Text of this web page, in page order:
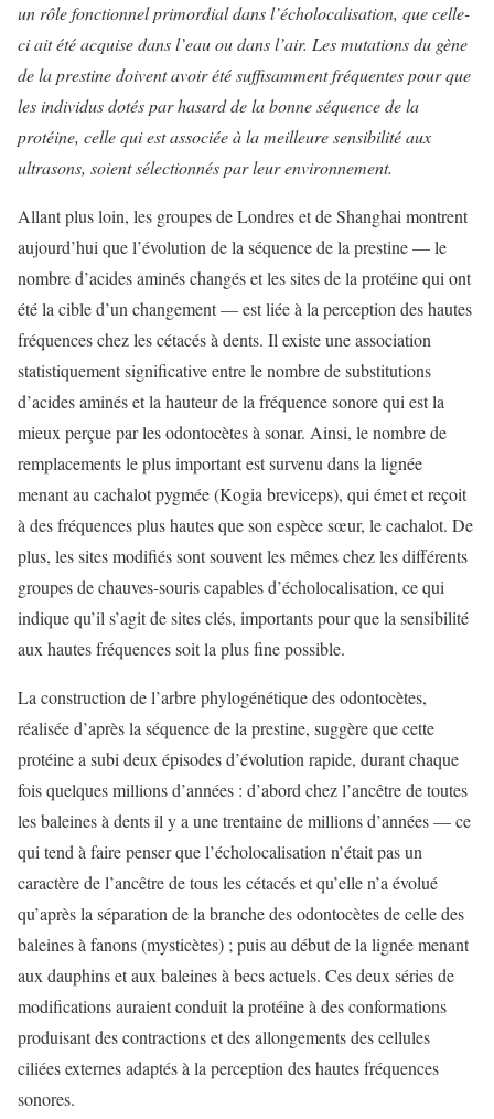
un rôle fonctionnel primordial dans l’écholocalisation, que celle-
ci ait été acquise dans l’eau ou dans l’air. Les mutations du gène
de la prestine doivent avoir été suffisamment fréquentes pour que
les individus dotés par hasard de la bonne séquence de la
protéine, celle qui est associée à la meilleure sensibilité aux
ultrasons, soient sélectionnés par leur environnement.
Allant plus loin, les groupes de Londres et de Shanghai montrent
aujourd’hui que l’évolution de la séquence de la prestine — le
nombre d’acides aminés changés et les sites de la protéine qui ont
été la cible d’un changement — est liée à la perception des hautes
fréquences chez les cétacés à dents. Il existe une association
statistiquement significative entre le nombre de substitutions
d’acides aminés et la hauteur de la fréquence sonore qui est la
mieux perçue par les odontocètes à sonar. Ainsi, le nombre de
remplacements le plus important est survenu dans la lignée
menant au cachalot pygmée (Kogia breviceps), qui émet et reçoit
à des fréquences plus hautes que son espèce sœur, le cachalot. De
plus, les sites modifiés sont souvent les mêmes chez les différents
groupes de chauves-souris capables d’écholocalisation, ce qui
indique qu’il s’agit de sites clés, importants pour que la sensibilité
aux hautes fréquences soit la plus fine possible.
La construction de l’arbre phylogénétique des odontocètes,
réalisée d’après la séquence de la prestine, suggère que cette
protéine a subi deux épisodes d’évolution rapide, durant chaque
fois quelques millions d’années : d’abord chez l’ancêtre de toutes
les baleines à dents il y a une trentaine de millions d’années — ce
qui tend à faire penser que l’écholocalisation n’était pas un
caractère de l’ancêtre de tous les cétacés et qu’elle n’a évolué
qu’après la séparation de la branche des odontocètes de celle des
baleines à fanons (mysticètes) ; puis au début de la lignée menant
aux dauphins et aux baleines à becs actuels. Ces deux séries de
modifications auraient conduit la protéine à des conformations
produisant des contractions et des allongements des cellules
ciliées externes adaptés à la perception des hautes fréquences
sonores.